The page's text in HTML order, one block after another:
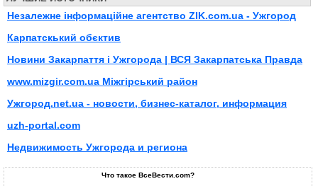
Незалежне інформаційне агентство ZIK.com.ua - Ужгород
Карпатскький обєктив
Новини Закарпаття і Ужгорода | ВСЯ Закарпатська Правда
www.mizgir.com.ua Міжгірський район
Ужгород.net.ua - новости, бизнес-каталог, информация
uzh-portal.com
Недвижимость Ужгорода и региона
Что такое ВсеВести.com?